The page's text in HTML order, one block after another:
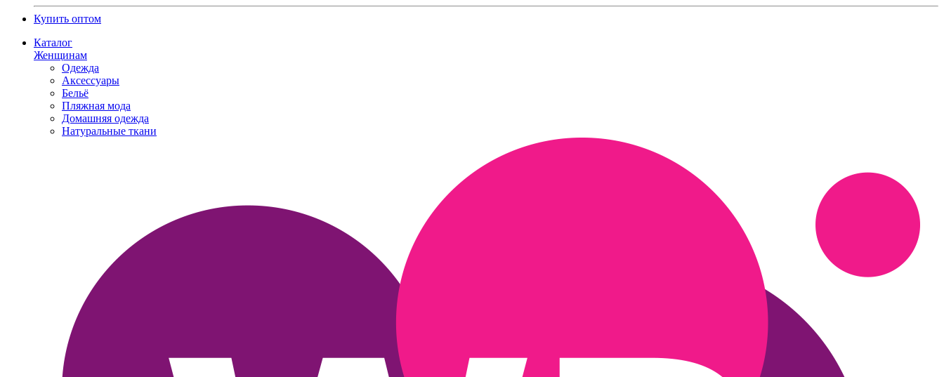
Купить оптом
Каталог
Женщинам
Одежда
Аксессуары
Бельё
Пляжная мода
Домашняя одежда
Натуральные ткани